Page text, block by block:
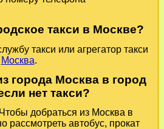
такси в Москве?
такси или агрегатор такси
Москва.
города Москва в город
нет такси?
добраться из Москва в
рассмотреть автобус, прокат